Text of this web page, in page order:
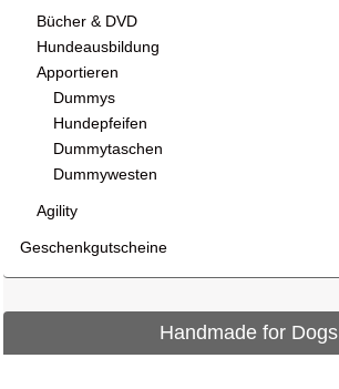
Bücher & DVD
Hundeausbildung
Apportieren
Dummys
Hundepfeifen
Dummytaschen
Dummywesten
Agility
Geschenkgutscheine
Handmade for Dogs